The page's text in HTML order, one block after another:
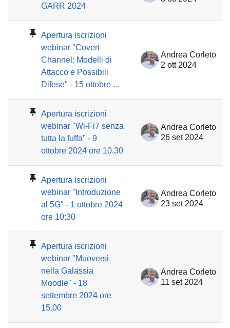
GARR 2024
Apertura iscrizioni
webinar "Covert
Channel: Modelli di
Attacco e Possibili
Difese" - 15 ottobre ...
Andrea Corleto
2 ott 2024
Apertura iscrizioni
webinar "Wi-Fi7 senza
tutta la fuffa" - 9
ottobre 2024 ore 10.30
Andrea Corleto
26 set 2024
Apertura iscrizioni
webinar "Introduzione
al 5G" - 1 ottobre 2024
ore 10:30
Andrea Corleto
23 set 2024
Apertura iscrizioni
webinar "Muoversi
nella Galassia
Moodle" - 18
settembre 2024 ore
15.00
Andrea Corleto
11 set 2024